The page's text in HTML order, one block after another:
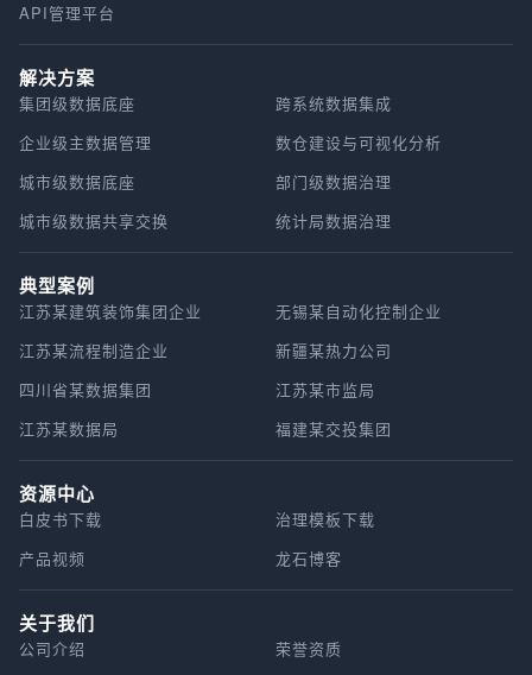
API管理平台
解决方案
集团级数据底座
跨系统数据集成
企业级主数据管理
数仓建设与可视化分析
城市级数据底座
部门级数据治理
城市级数据共享交换
统计局数据治理
典型案例
江苏某建筑装饰集团企业
无锡某自动化控制企业
江苏某流程制造企业
新疆某热力公司
四川省某数据集团
江苏某市监局
江苏某数据局
福建某交投集团
资源中心
白皮书下载
治理模板下载
产品视频
龙石博客
关于我们
公司介绍 荣誉资质